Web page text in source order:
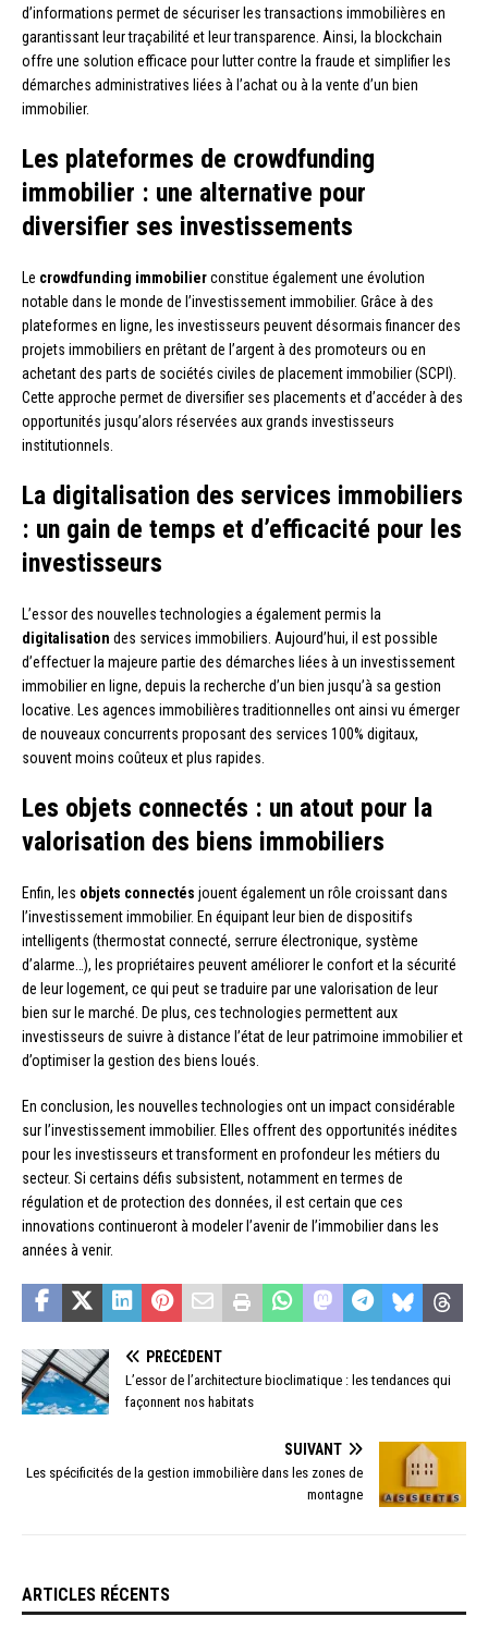
d’informations permet de sécuriser les transactions immobilières en
garantissant leur traçabilité et leur transparence. Ainsi, la blockchain
offre une solution efficace pour lutter contre la fraude et simplifier les
démarches administratives liées à l’achat ou à la vente d’un bien
immobilier.
Les plateformes de crowdfunding
immobilier : une alternative pour
diversifier ses investissements
Le crowdfunding immobilierconstitue également une évolution
notable dans le monde de l’investissement immobilier. Grâce à des
plateformes en ligne, les investisseurs peuvent désormais financer des
projets immobiliers en prêtant de l’argent à des promoteurs ou en
achetant des parts de sociétés civiles de placement immobilier (SCPI).
Cette approche permet de diversifier ses placements et d’accéder à des
opportunités jusqu’alors réservées aux grands investisseurs
institutionnels.
La digitalisation des services immobiliers
: un gain de temps et d’efficacité pour les
investisseurs
L’essor des nouvelles technologies a également permis la
digitalisation des services immobiliers. Aujourd’hui, il est possible
d’effectuer la majeure partie des démarches liées à un investissement
immobilier en ligne, depuis la recherche d’un bien jusqu’à sa gestion
locative. Les agences immobilières traditionnelles ont ainsi vu émerger
de nouveaux concurrents proposant des services 100% digitaux,
souvent moins coûteux et plus rapides.
Les objets connectés : un atout pour la
valorisation des biens immobiliers
Enfin, les objets connectés jouent également un rôle croissant dans
l’investissement immobilier. En équipant leur bien de dispositifs
intelligents (thermostat connecté, serrure électronique, système
d’alarme…), les propriétaires peuvent améliorer le confort et la sécurité
de leur logement, ce qui peut se traduire par une valorisation de leur
bien sur le marché. De plus, ces technologies permettent aux
investisseurs de suivre à distance l’état de leur patrimoine immobilier et
d’optimiser la gestion des biens loués.
En conclusion, les nouvelles technologies ont un impact considérable
sur l’investissement immobilier. Elles offrent des opportunités inédites
pour les investisseurs et transforment en profondeur les métiers du
secteur. Si certains défis subsistent, notamment en termes de
régulation et de protection des données, il est certain que ces
innovations continueront à modeler l’avenir de l’immobilier dans les
années à venir.
PRÉCÉDENT
L’essor de l’architecture bioclimatique : les tendances qui
façonnent nos habitats
SUIVANT
Les spécificités de la gestion immobilière dans les zones de
montagne
ARTICLES RÉCENTS